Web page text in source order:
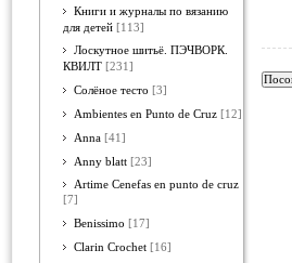
Книги и журналы по вязанию
для детей [113]
Лоскутное шитьё. ПЭЧВОРК.
КВИЛТ [231]
Солёное тесто [3]
Ambientes en Punto de Cruz [12]
Anna [41]
Anny blatt [23]
Artime Cenefas en punto de cruz
[7]
Benissimo [17]
Clarin Crochet [16]